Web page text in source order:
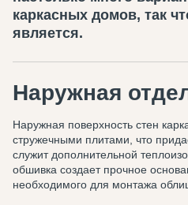
каркасных домов, так
является.
Наружная
Наружная поверхность стен
стружечными плитами, что
служит дополнительной
обшивка создает прочное
необходимого для монтажа